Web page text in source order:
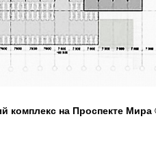
комплекс на Проспекте Мира